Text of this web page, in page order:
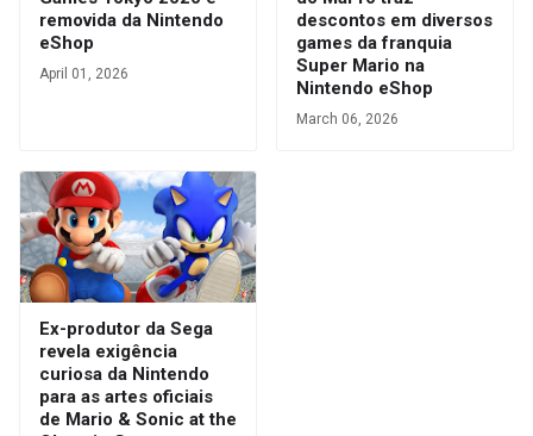
removida da Nintendo
eShop
April 01, 2026
descontos em diversos
games da franquia
Super Mario na
Nintendo eShop
March 06, 2026
Ex-produtor da Sega
revela exigência
curiosa da Nintendo
para as artes oficiais
de Mario & Sonic at the